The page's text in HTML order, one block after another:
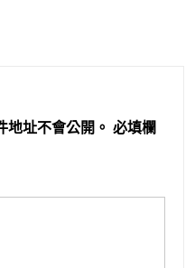
址不會公開。 必填欄